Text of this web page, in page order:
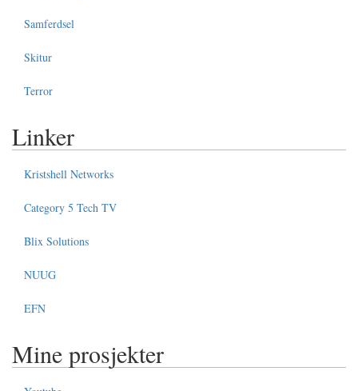
Samferdsel
Skitur
Terror
Linker
Kristshell Networks
Category 5 Tech TV
Blix Solutions
NUUG
EFN
Mine prosjekter